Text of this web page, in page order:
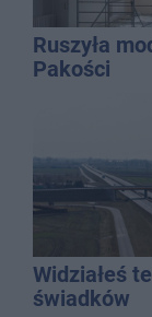
Ruszyła
Pakości
Widziałeś
świadków